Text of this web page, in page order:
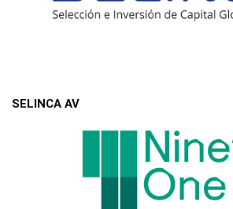
SELINCA AV